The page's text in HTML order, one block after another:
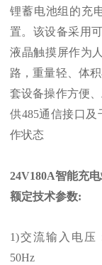
锂蓄电池组的充
置。该设备采用
液晶触摸屏作为
路，重量轻、体
套设备操作方便
供485通信接口
作状态
24V180A智能充
额定技术参数:
1)交流输入电压
50Hz